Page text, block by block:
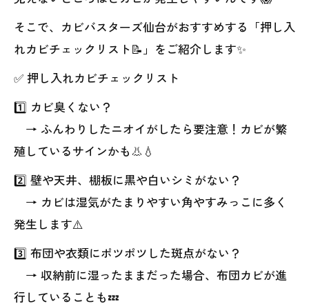
そこで、カビバスターズ仙台がおすすめする「押し入
れカビチェックリスト📝」をご紹介します✨
✅ 押し入れカビチェックリスト
1️⃣ カビ臭くない？
→ ふんわりしたニオイがしたら要注意！カビが繁
殖しているサインかも👃💧
2️⃣ 壁や天井、棚板に黒や白いシミがない？
→ カビは湿気がたまりやすい角やすみっこに多く
発生します⚠️
3️⃣ 布団や衣類にポツポツした斑点がない？
→ 収納前に湿ったままだった場合、布団カビが進
行していることも💤